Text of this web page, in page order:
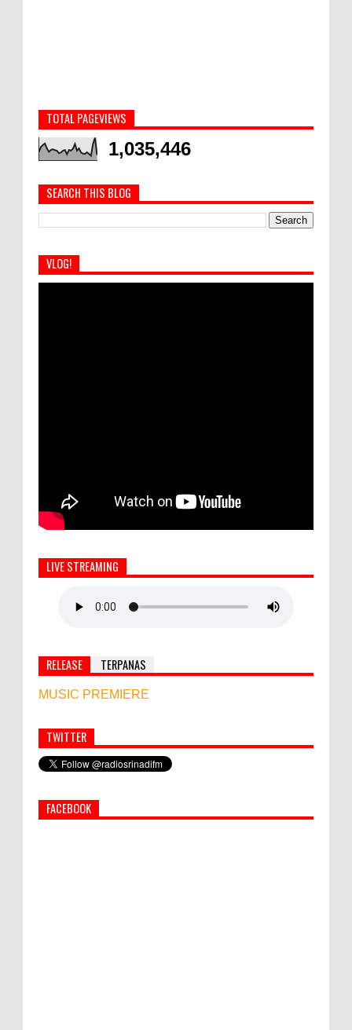
TOTAL PAGEVIEWS
1,035,446
SEARCH THIS BLOG
VLOG!
LIVE STREAMING
RELEASE TERPANAS
MUSIC PREMIERE
Simbol Persahabatan, RI Bangun Islamic Centre di
Afghanistan
PEMKAB KLUNGKUNG GELAR PASAR
TWITTER
FACEBOOK